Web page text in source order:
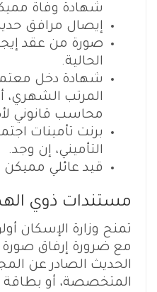
شهادة وفاة
إيصال مرافق
صورة من عقد
الحالية.
شهادة دخل
المرتب
محاسب قانوني
برنت تأمينات
التأميني، إن وجد.
قيد عائلي مميكن
مستندات ذوي
تمنح وزارة الإسكان
مع ضرورة إرفاق صورة
الحديث الصادر عن
المتخصصة، أو بطاقة